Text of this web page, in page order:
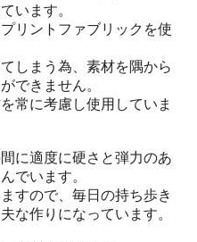
います。
リントファブリックを使
しまう為、素材を隅から
できません。
常に考慮し使用していま
に適度に硬さと弾力のあ
でいます。
すので、毎日の持ち歩き
な作りになっています。